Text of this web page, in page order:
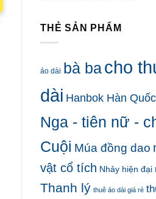
THẺ SẢN PHẨM
áo dài bà bacho
dài Hanbok Hàn Quốc
Nga - tiên nữ -
Cuội Múa đồng dao
vật cổ tích Nhảy hiện đại
Thanh lý thuê áo dài giá rẻ